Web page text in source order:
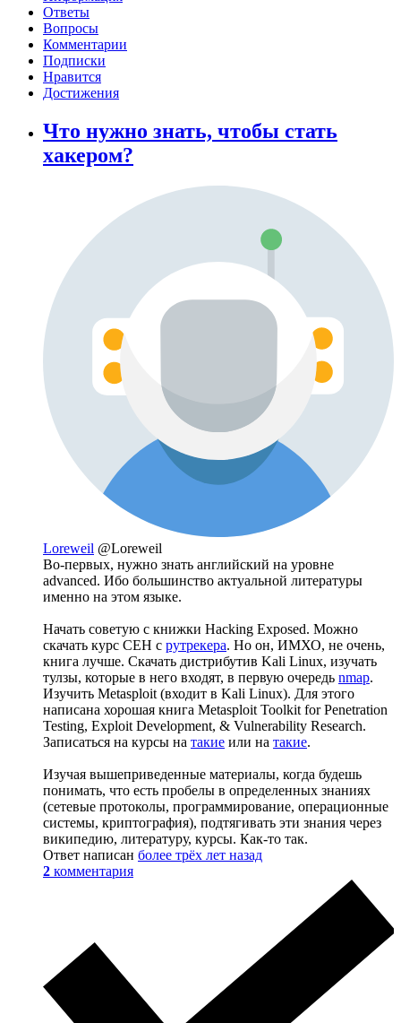
Ответы
Вопросы
Комментарии
Подписки
Нравится
Достижения
Что нужно знать, чтобы стать
хакером?
Loreweil @Loreweil
Во-первых, нужно знать английский на уровне
advanced. Ибо большинство актуальной литературы
именно на этом языке.
Начать советую с книжки Hacking Exposed. Можно
скачать курс CEH с рутрекера. Но он, ИМХО, не очень,
книга лучше. Скачать дистрибутив Kali Linux, изучать
тулзы, которые в него входят, в первую очередь nmap.
Изучить Metasploit (входит в Kali Linux). Для этого
написана хорошая книга Metasploit Toolkit for Penetration
Testing, Exploit Development, & Vulnerability Research.
Записаться на курсы на такие или на такие.
Изучая вышеприведенные материалы, когда будешь
понимать, что есть пробелы в определенных знаниях
(сетевые протоколы, программирование, операционные
системы, криптография), подтягивать эти знания через
википедию, литературу, курсы. Как-то так.
Ответ написан более трёх лет назад
2 комментария